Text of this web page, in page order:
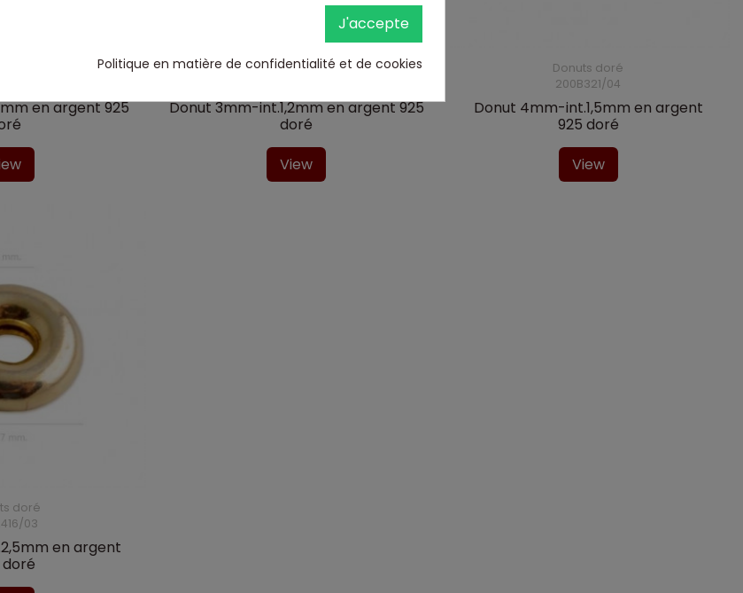
en argent 925
Donuts doré
Donut 3mm-int.1,2mm en argent 925
doré
View
Donuts doré
200B321/04
Donut 4mm-int.1,5mm en argent
925 doré
View
doré
03
en argent
doré
J'accepte
Politique en matière de confidentialité et de cookies